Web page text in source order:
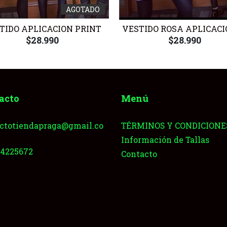
AGOTADO
APLICACION PRINT
$28.990
VESTIDO ROSA
$28.990
Menú
TÉRMINOS Y
Información de Tallas
Contacto